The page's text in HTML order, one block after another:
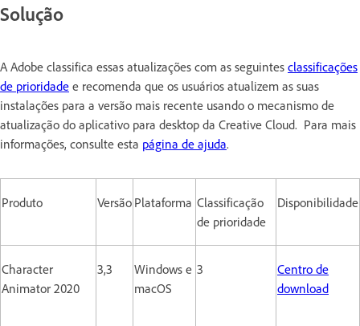
Solução
A Adobe classifica essas atualizações com as seguintes classificações
de prioridade e recomenda que os usuários atualizem as suas
instalações para a versão mais recente usando o mecanismo de
atualização do aplicativo para desktop da Creative Cloud. Para mais
informações, consulte esta página de ajuda.
Produto Versão Plataforma Classificação
de prioridade
Disponibilidade
Character
Animator 2020
3,3
Windows e
macOS
3
Centro de
download